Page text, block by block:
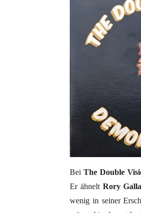
Bei The Double
Er ähnelt Rory
wenig in seiner